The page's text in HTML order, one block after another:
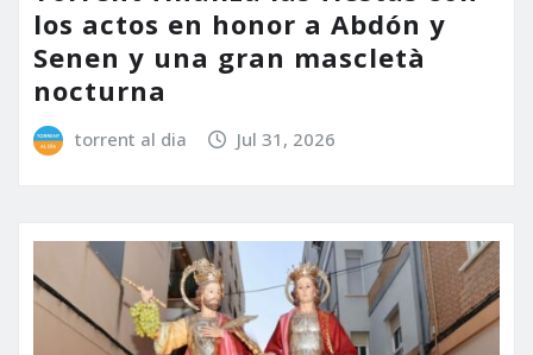
los actos en honor a Abdón y
Senen y una gran mascletà
nocturna
torrent al dia Jul 31, 2026